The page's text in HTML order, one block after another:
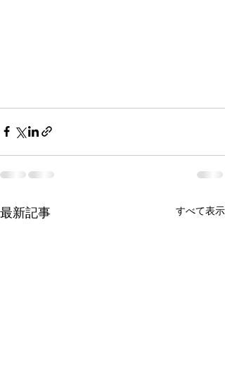
最新記事 すべて表示